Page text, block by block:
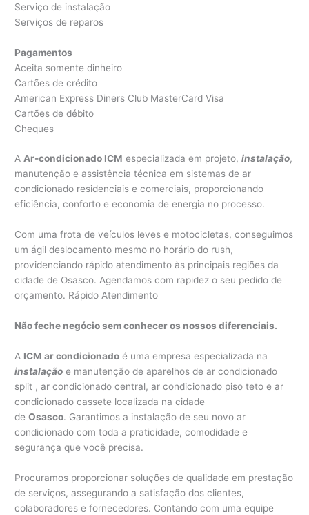
Serviço de instalação
Serviços de reparos
Pagamentos
Aceita somente dinheiro
Cartões de crédito
American Express Diners Club MasterCard Visa
Cartões de débito
Cheques
AAr-condicionado ICM especializada em projeto,instalação,
manutenção e assistência técnica em sistemas de ar
condicionado residenciais e comerciais, proporcionando
eficiência, conforto e economia de energia no processo.
Com uma frota de veículos leves e motocicletas, conseguimos
um ágil deslocamento mesmo no horário do rush,
providenciando rápido atendimento às principais regiões da
cidade de Osasco. Agendamos com rapidez o seu pedido de
orçamento. Rápido Atendimento
Não feche negócio sem conhecer os nossos diferenciais.
A ICM ar condicionado é uma empresa especializada na
instalação e manutenção de aparelhos de ar condicionado
split , ar condicionado central, ar condicionado piso teto e ar
condicionado cassete localizada na cidade
deOsasco. Garantimos a instalação de seu novo ar
condicionado com toda a praticidade, comodidade e
segurança que você precisa.
Procuramos proporcionar soluções de qualidade em prestação
de serviços, assegurando a satisfação dos clientes,
colaboradores e fornecedores. Contando com uma equipe